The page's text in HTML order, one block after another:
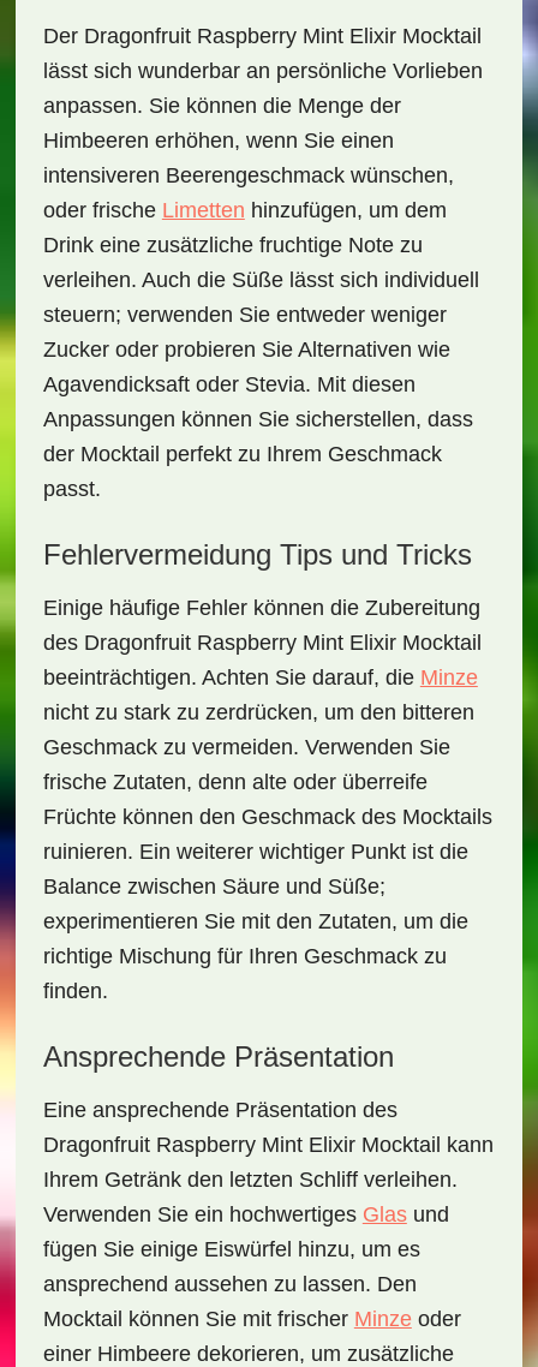
Der Dragonfruit Raspberry Mint Elixir Mocktail
lässt sich wunderbar an persönliche Vorlieben
anpassen. Sie können die Menge der
Himbeeren erhöhen, wenn Sie einen
intensiveren Beerengeschmack wünschen,
oder frische Limetten hinzufügen, um dem
Drink eine zusätzliche fruchtige Note zu
verleihen. Auch die Süße lässt sich individuell
steuern; verwenden Sie entweder weniger
Zucker oder probieren Sie Alternativen wie
Agavendicksaftoder Stevia. Mit diesen
Anpassungen können Sie sicherstellen, dass
der Mocktail perfekt zu Ihrem Geschmack
passt.
Fehlervermeidung Tips und Tricks
Einige häufige Fehler können die Zubereitung
des Dragonfruit Raspberry Mint Elixir Mocktail
beeinträchtigen. Achten Sie darauf, die Minze
nicht zu stark zu zerdrücken, um den bitteren
Geschmack zu vermeiden. Verwenden Sie
frische Zutaten, denn alte oder überreife
Früchte können den Geschmack des Mocktails
ruinieren. Ein weiterer wichtiger Punkt ist die
Balance zwischen Säure und Süße;
experimentieren Sie mit den Zutaten, um die
richtige Mischung für Ihren Geschmack zu
finden.
Ansprechende Präsentation
Eine ansprechende Präsentation des
Dragonfruit Raspberry Mint Elixir Mocktail kann
Ihrem Getränk den letzten Schliff verleihen.
Verwenden Sie ein hochwertiges Glasund
fügen Sie einige Eiswürfel hinzu, um es
ansprechend aussehen zu lassen. Den
Mocktail können Sie mit frischer Minzeoder
einer Himbeeredekorieren, um zusätzliche